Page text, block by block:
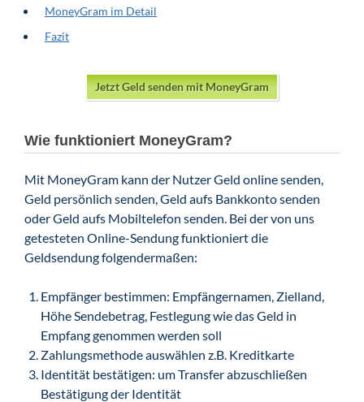
MoneyGram im Detail
Fazit
Jetzt Geld senden mit MoneyGram
Wie funktioniert MoneyGram?
Mit MoneyGram kann der Nutzer Geld online senden,
Geld persönlich senden, Geld aufs Bankkonto senden
oder Geld aufs Mobiltelefon senden. Bei der von uns
getesteten Online-Sendung funktioniert die
Geldsendung folgendermaßen:
Empfänger bestimmen: Empfängernamen, Zielland,
Höhe Sendebetrag, Festlegung wie das Geld in
Empfang genommen werden soll
Zahlungsmethode auswählen z.B. Kreditkarte
Identität bestätigen: um Transfer abzuschließen
Bestätigung der Identität